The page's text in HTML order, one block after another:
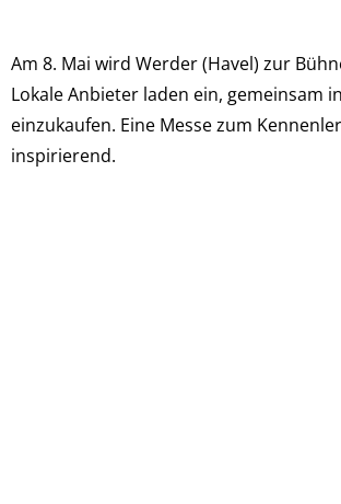
Am 8. Mai wird Werder (Havel) zur
Lokale Anbieter laden ein, gemeinsam
einzukaufen. Eine Messe zum
inspirierend.